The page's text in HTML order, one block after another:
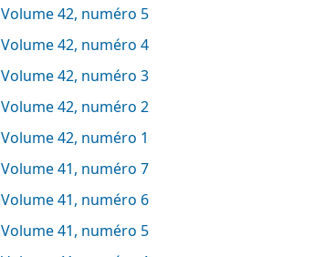
Volume 42, numéro 5
Volume 42, numéro 4
Volume 42, numéro 3
Volume 42, numéro 2
Volume 42, numéro 1
Volume 41, numéro 7
Volume 41, numéro 6
Volume 41, numéro 5